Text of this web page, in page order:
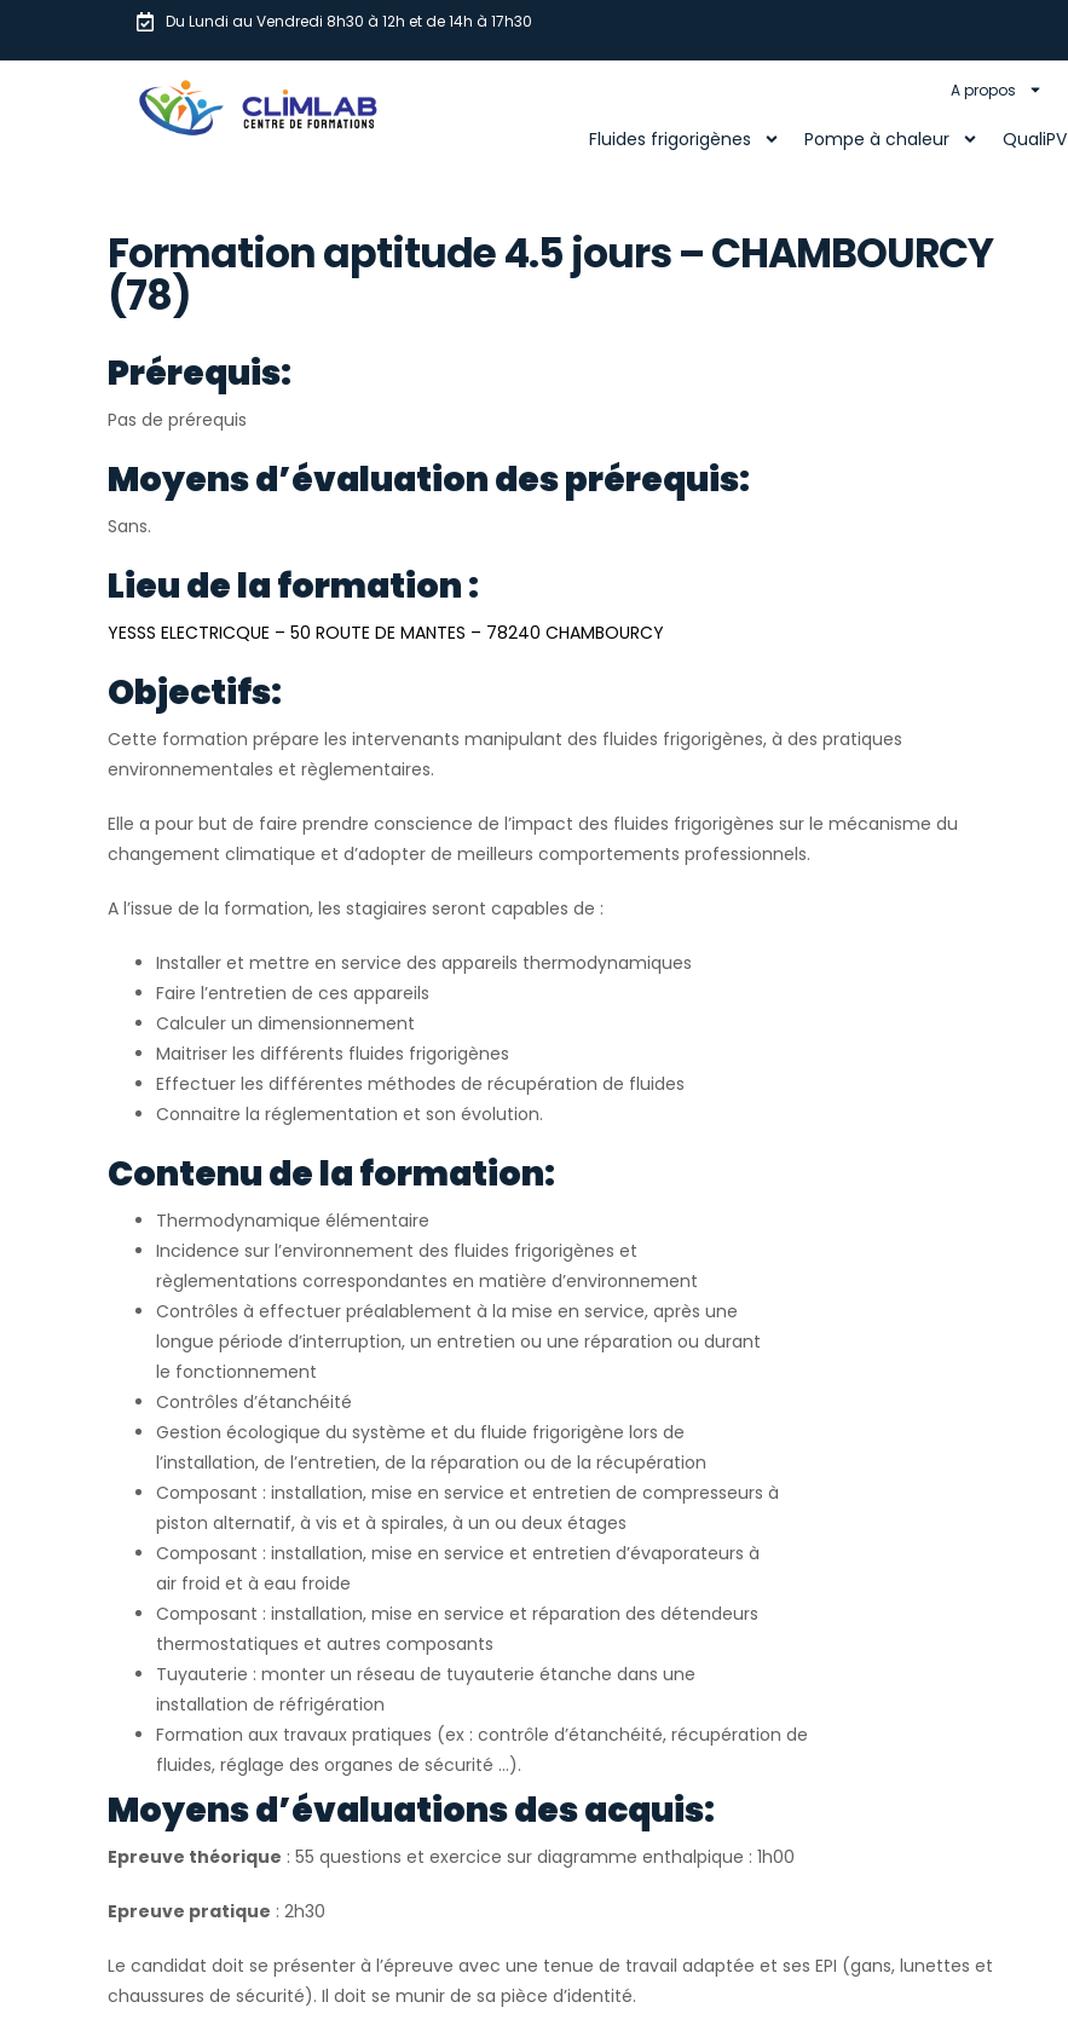
Du Lundi au Vendredi 8h30 à 12h et de 14h à 17h30
A propos
Fluides frigorigènes Pompe à chaleur QualiPV
Formation aptitude 4.5 jours – CHAMBOURCY
(78)
Prérequis:
Pas de prérequis
Moyens d’évaluation des prérequis:
Sans.
Lieu de la formation :
YESSS ELECTRICQUE – 50 ROUTE DE MANTES – 78240 CHAMBOURCY
Objectifs:
Cette formation prépare les intervenants manipulant des fluides frigorigènes, à des pratiques
environnementales et règlementaires.
Elle a pour but de faire prendre conscience de l’impact des fluides frigorigènes sur le mécanisme du
changement climatique et d’adopter de meilleurs comportements professionnels.
A l’issue de la formation, les stagiaires seront capables de :
Installer et mettre en service des appareils thermodynamiques
Faire l’entretien de ces appareils
Calculer un dimensionnement
Maitriser les différents fluides frigorigènes
Effectuer les différentes méthodes de récupération de fluides
Connaitre la réglementation et son évolution.
Contenu de la formation:
Thermodynamique élémentaire
Incidence sur l’environnement des fluides frigorigènes et
règlementations correspondantes en matière d’environnement
Contrôles à effectuer préalablement à la mise en service, après une
longue période d’interruption, un entretien ou une réparation ou durant
le fonctionnement
Contrôles d’étanchéité
Gestion écologique du système et du fluide frigorigène lors de
l’installation, de l’entretien, de la réparation ou de la récupération
Composant : installation, mise en service et entretien de compresseurs à
piston alternatif, à vis et à spirales, à un ou deux étages
Composant : installation, mise en service et entretien d’évaporateurs à
air froid et à eau froide
Composant : installation, mise en service et réparation des détendeurs
thermostatiques et autres composants
Tuyauterie : monter un réseau de tuyauterie étanche dans une
installation de réfrigération
Formation aux travaux pratiques (ex : contrôle d’étanchéité, récupération de
fluides, réglage des organes de sécurité …).
Moyens d’évaluations des acquis:
Epreuve théorique : 55 questions et exercice sur diagramme enthalpique : 1h00
Epreuve pratique : 2h30
Le candidat doit se présenter à l’épreuve avec une tenue de travail adaptée et ses EPI (gans, lunettes et
chaussures de sécurité). Il doit se munir de sa pièce d’identité.